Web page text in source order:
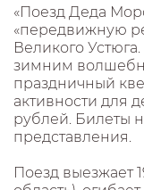
«Поезд Деда
«передвижную
Великого
зимним
праздничный
активности для
рублей. Билеты
представления.
Поезд выезжает